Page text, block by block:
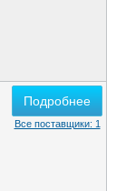
Подробнее
Все поставщики: 1